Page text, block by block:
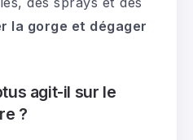
la gorge et dégager
agit-il sur le
?